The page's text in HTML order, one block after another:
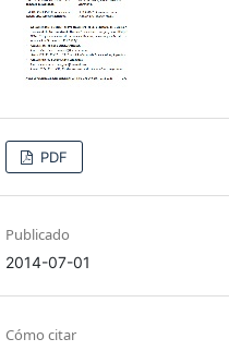
PDF
Publicado
2014-07-01
Cómo citar